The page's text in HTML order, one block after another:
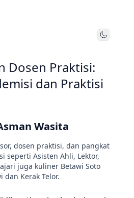
Toggle
Dosen Praktisi:
dan Praktisi
Wasita
dosen praktisi, dan pangkat
seperti Asisten Ahli, Lektor,
juga kuliner Betawi Soto
dan Kerak Telor.